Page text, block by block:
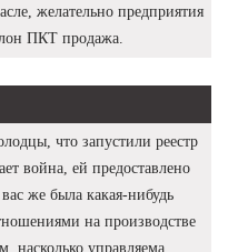
желательно предприятия
ПКТ продажа.
что запустили реестр
война, ей предоставлено
же была какая-нибудь
на производстве
насколько управляема